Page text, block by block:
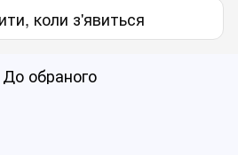
коли з'явиться
До обраного